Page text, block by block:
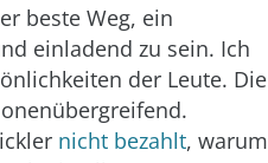
beste Weg, ein
einladend zu sein. Ich
der Leute. Die
nicht bezahlt, warum